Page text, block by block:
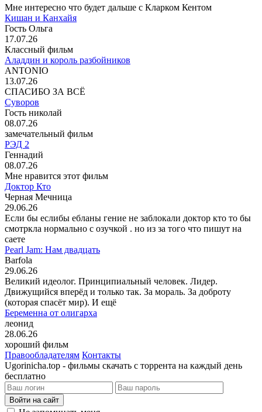
Мне интересно что будет дальше с Кларком Кентом
Кишан и Канхайя
Гость Ольга
17.07.26
Классный фильм
Аладдин и король разбойников
ANTONIO
13.07.26
СПАСИБО ЗА ВСЁ
Суворов
Гость николай
08.07.26
замечательный фильм
РЭД 2
Геннадий
08.07.26
Мне нравится этот фильм
Доктор Кто
Черная Мечница
29.06.26
Если бы еслибы ебланы гение не заблокали доктор кто то бы
смотркла нормально с озучкой . но из за того что пишут на
саете
Pearl Jam: Нам двадцать
Barfola
29.06.26
Великий идеолог. Принципиальный человек. Лидер.
Движущийся вперёд и только так. За мораль. За доброту
(которая спасёт мир). И ещё
Беременна от олигарха
леонид
28.06.26
хороший фильм
Правообладателям Контакты
Ugorinicha.top - фильмы скачать с торрента на каждый день
бесплатно
Войти на сайт